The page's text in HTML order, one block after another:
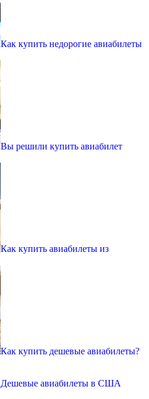
Как купить недорогие авиабилеты
Вы решили купить авиабилет
Как купить авиабилеты из
Как купить дешевые авиабилеты?
Дешевые авиабилеты в США